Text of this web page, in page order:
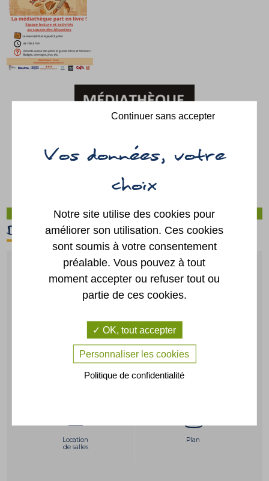
D'un clic
Guide des
Portail
famille
Annuaire
Location
de salles
Plan
Notre site utilise des cookies pour
améliorer son utilisation. Ces cookies
sont soumis à votre consentement
préalable. Vous pouvez à tout
moment accepter ou refuser tout ou
partie de ces cookies.
OK, tout accepter
Continuer sans accepter
Personnaliser les cookies
Politique de confidentialité